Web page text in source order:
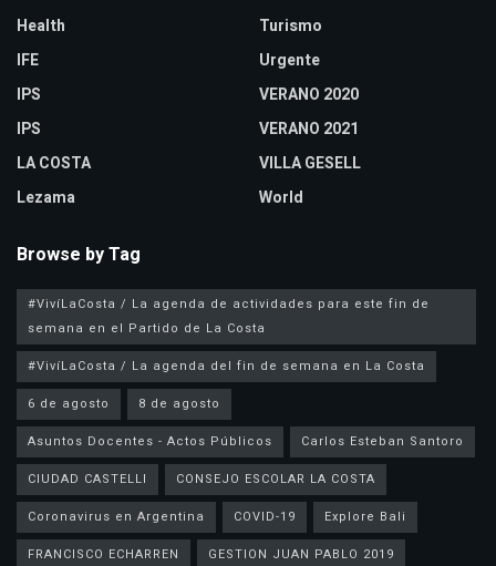
Health
IFE
IPS
IPS
LA COSTA
Lezama
Turismo
Urgente
VERANO 2020
VERANO 2021
VILLA GESELL
World
Browse by Tag
#VivíLaCosta / La agenda de actividades para este fin de
semana en el Partido de La Costa
#VivíLaCosta / La agenda del fin de semana en La Costa
6 de agosto
8 de agosto
Asuntos Docentes - Actos Públicos
Carlos Esteban Santoro
CIUDAD CASTELLI
CONSEJO ESCOLAR LA COSTA
Coronavirus en Argentina
COVID-19
Explore Bali
FRANCISCO ECHARREN
GESTION JUAN PABLO 2019